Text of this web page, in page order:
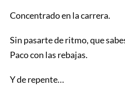
Concentrado en la carrera.
Sin pasarte de ritmo, que
Paco con las rebajas.
Y de repente…